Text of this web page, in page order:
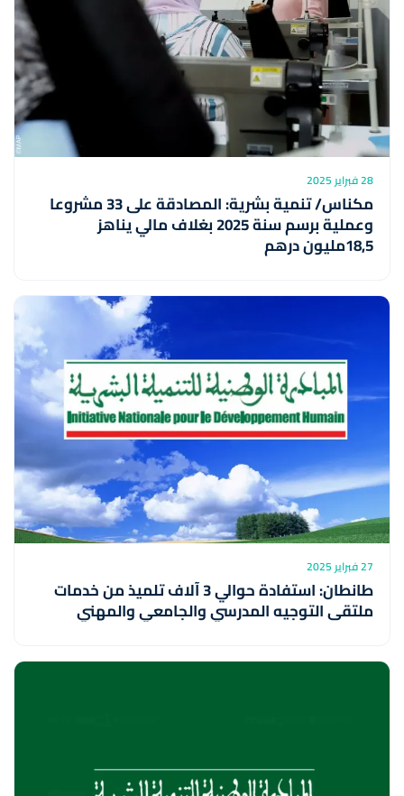
28 فبراير 2025
مكناس/ تنمية بشرية: المصادقة على 33 مشروعا
وعملية برسم سنة 2025 بغلاف مالي يناهز
18,5مليون درهم
27 فبراير 2025
طانطان: استفادة حوالي 3 آلاف تلميذ من خدمات
ملتقى التوجيه المدرسي والجامعي والمهني